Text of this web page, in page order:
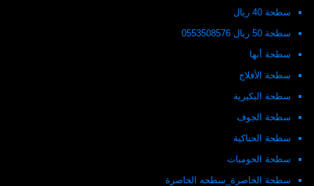
سطحة 40 ريال
سطحة 50 ريال 0553508576
سطحة أبها
سطحة الأفلاج
سطحة البكيرية
سطحة الجوف
سطحة الحناكية
سطحة الحوميات
سطحة الخاصرة_سطحه الخاصرة